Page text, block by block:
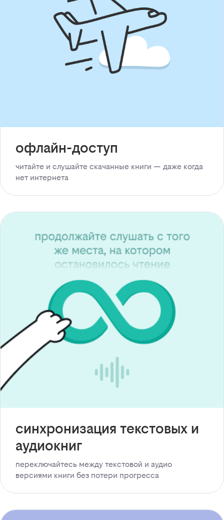
офлайн-доступ
читайте и слушайте скачанные книги — даже когда
нет интернета
синхронизация текстовых и
аудиокниг
переключайтесь между текстовой и аудио
версиями книги без потери прогресса